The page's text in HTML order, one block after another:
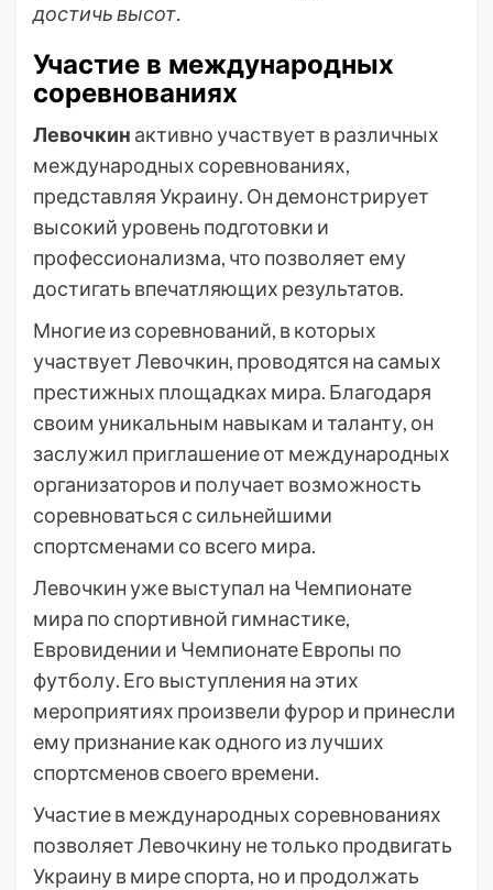
достичь высот.
Участие в международных
соревнованиях
Левочкин активно участвует в различных
международных соревнованиях,
представляя Украину. Он демонстрирует
высокий уровень подготовки и
профессионализма, что позволяет ему
достигать впечатляющих результатов.
Многие из соревнований, в которых
участвует Левочкин, проводятся на самых
престижных площадках мира. Благодаря
своим уникальным навыкам и таланту, он
заслужил приглашение от международных
организаторов и получает возможность
соревноваться с сильнейшими
спортсменами со всего мира.
Левочкин уже выступал на Чемпионате
мира по спортивной гимнастике,
Евровидении и Чемпионате Европы по
футболу. Его выступления на этих
мероприятиях произвели фурор и принесли
ему признание как одного из лучших
спортсменов своего времени.
Участие в международных соревнованиях
позволяет Левочкину не только продвигать
Украину в мире спорта, но и продолжать